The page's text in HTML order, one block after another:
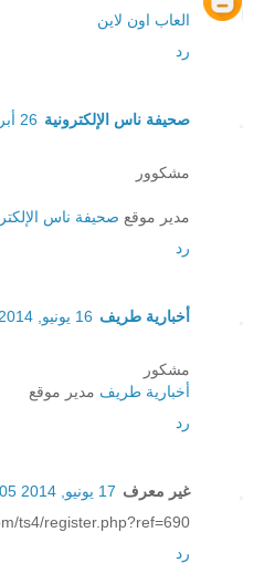
العاب اون لاين
رد
صحيفة ناس الإلكترونية 26 أبريل, 2014 21:53
مشكوور
مدير موقع صحيفة ناس
رد
أخبارية طريف 16 يونيو, 2014 14:29
مشكور
أخبارية طريف مدير موقع
رد
غير معرف 17 يونيو, 2014 13:05
ts4/register.php?ref=690
رد